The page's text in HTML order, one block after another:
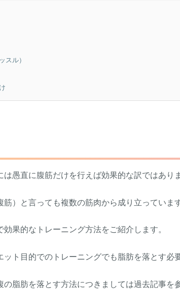
スル）
愚直に腹筋だけを行えば効果的な訳ではあり
）と言っても複数の筋肉から成り立っています
果的なトレーニング方法をご紹介します。
ト目的でのトレーニングでも脂肪を落とす必
脂肪を落とす方法につきましては過去記事を